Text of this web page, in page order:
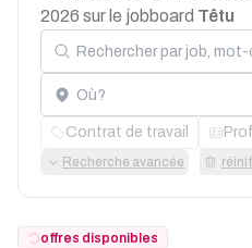
2026 sur le jobboard Têtu
Rechercher par job, mot-clé
Localisation
Contrat de travail
Recherche avancée
offres disponibles